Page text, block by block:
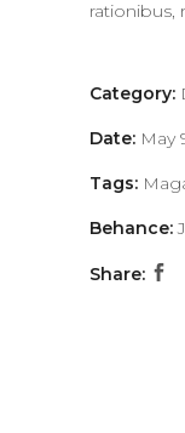
rationibus,
Category:
Date: May
Tags:
Behance:
Share: